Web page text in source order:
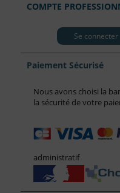
COMPTE
Se connecter
Paiement Sécurisé
Nous avons choisi la
la sécurité de votre
administratif